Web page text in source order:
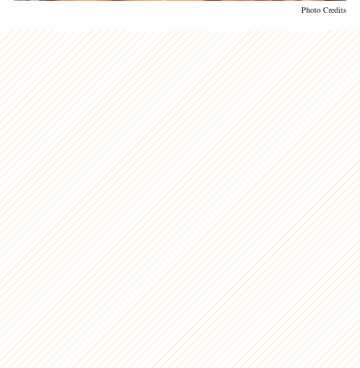
Photo Credits